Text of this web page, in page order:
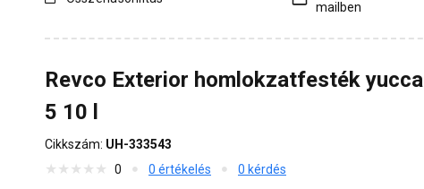
mailben
Revco Exterior homlokzatfesték yucca
5 10 l
Cikkszám: UH-333543
0
0 értékelés 0 kérdés